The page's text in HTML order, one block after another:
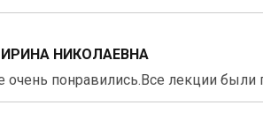
НИКОЛАЕВНА
очень понравились.Все лекции